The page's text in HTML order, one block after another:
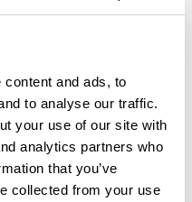
and ads, to
to analyse our traffic.
your use of our site with
analytics partners who
that you’ve
collected from your use
795 m
795 m